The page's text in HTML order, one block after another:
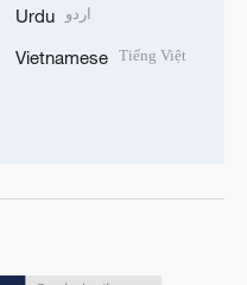
Urdu اردو
Vietnamese Tiếng Việt